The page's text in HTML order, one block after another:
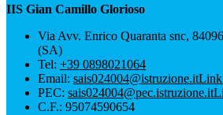
IIS Gian Camillo Glorioso
Via Avv. Enrico Quaranta snc,
(SA)
Tel: +39 0898021064
Email: sais024004@istruzione.itLink
PEC: sais024004@pec.istruzione.it
C.F.: 95074590654